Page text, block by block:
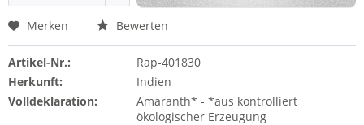
Merken Bewerten
Artikel-Nr.:
Rap-401830
Herkunft:
Indien
Volldeklaration:
Amaranth* - *aus kontrolliert
ökologischer Erzeugung